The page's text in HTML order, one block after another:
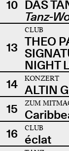
10 DAS
Tanz-
13
CLUB
THEO
NIGHT
14
KONZERT
ALTIN
15
ZUM
16
CLUB
éclat